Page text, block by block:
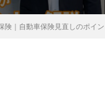
険｜自動車保険見直しのポイ